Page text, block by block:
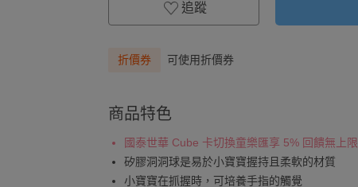
追蹤
折價券 可使用折價券
商品特色
國泰世華 Cube 卡切換童樂匯享 5% 回饋無上限
矽膠洞洞球是易於小寶寶握持且柔軟的材質
小寶寶在抓握時，可培養手指的觸覺